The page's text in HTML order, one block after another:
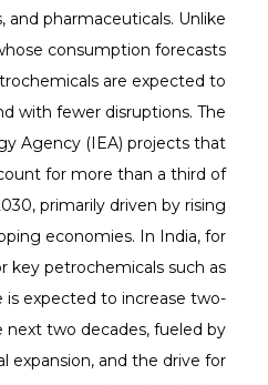
and pharmaceuticals. Unlike
consumption forecasts
are expected to
with fewer disruptions. The
Agency (IEA) projects that
for more than a third of
primarily driven by rising
economies. In India, for
key petrochemicals such as
is expected to increase two-
two decades, fueled by
expansion, and the drive for